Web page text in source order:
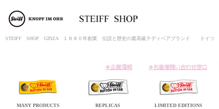
STEIFF SHOP GINZA １８８０年創業 伝説と歴史の最高級テディベアブランド ド
MANY PRODUCTS
REPLICAS
LIMITED EDITIONS